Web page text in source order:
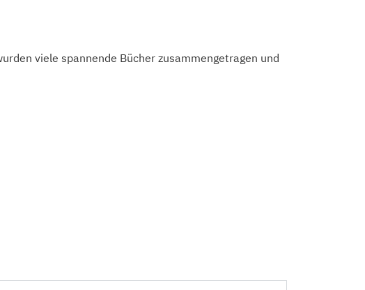
viele spannende Bücher zusammengetragen und